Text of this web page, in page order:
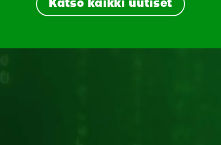
Katso kaikki uutiset